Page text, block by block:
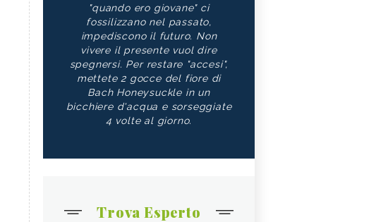
"quando ero giovane" ci
fossilizzano nel passato,
impediscono il futuro. Non
vivere il presente vuol dire
spegnersi. Per restare "accesi",
mettete 2 gocce del fiore di
Bach Honeysuckle in un
bicchiere d'acqua e sorseggiate
4 volte al giorno.
Trova Esperto